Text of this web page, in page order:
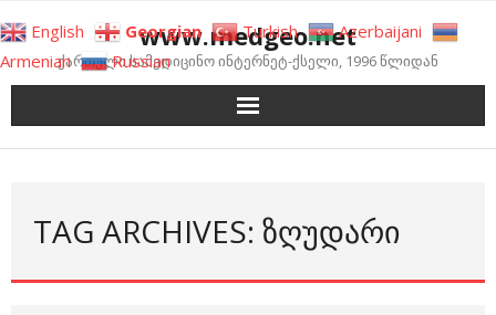
to
content
www.medgeo.net
ქართული სამედიცინო ინტერნეტ-ქსელი, 1996 წლიდან
TAG ARCHIVES: ᲖᲦᲣᲓᲐᲠᲘ
English Georgian Turkish
Azerbaijani
Armenian
Russian